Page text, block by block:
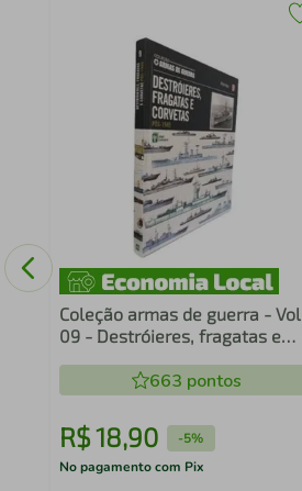
Coleção armas de guerra - Vol
09 - Destróieres, fragatas e
663 pontos
R$18,90 -5%
No pagamento com Pix